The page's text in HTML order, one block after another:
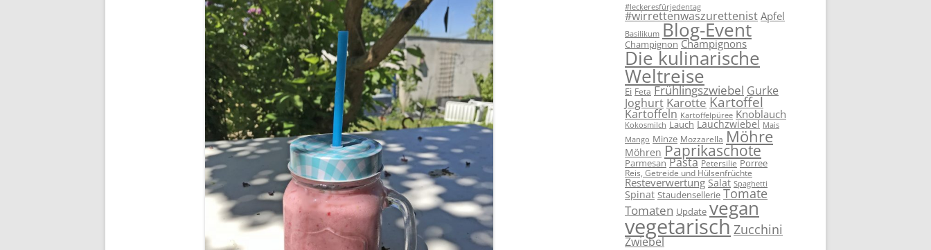
#leckeresfürjedentag
#wirrettenwaszurettenist Apfel
Basilikum Blog-Event
Champignon Champignons
Die kulinarische
Weltreise
Ei Feta Frühlingszwiebel Gurke
Joghurt Karotte Kartoffel
Kartoffeln Kartoffelpüree Knoblauch
Kokosmilch Lauch Lauchzwiebel Mais
Mango Minze Mozzarella Möhre
Möhren Paprikaschote
Parmesan Pasta Petersilie Porree
Reis, Getreide und Hülsenfrüchte
Resteverwertung Salat Spaghetti
Spinat Staudensellerie Tomate
Tomaten Update vegan
vegetarischZucchini
Zwiebel